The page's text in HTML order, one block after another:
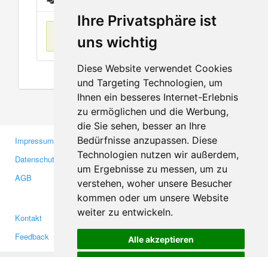
Ihre Privatsphäre ist
uns wichtig
Diese Website verwendet Cookies
und Targeting Technologien, um
Ihnen ein besseres Internet-Erlebnis
zu ermöglichen und die Werbung,
die Sie sehen, besser an Ihre
Bedürfnisse anzupassen. Diese
Technologien nutzen wir außerdem,
um Ergebnisse zu messen, um zu
verstehen, woher unsere Besucher
kommen oder um unsere Website
weiter zu entwickeln.
Alle akzeptieren
Keine Einträge
Impressum
Datenschutzerklärung
AGB
Gewerbetreibende
Investoren
Medien
Kontakt
Feedback
Facebook
Twitter
YouTube